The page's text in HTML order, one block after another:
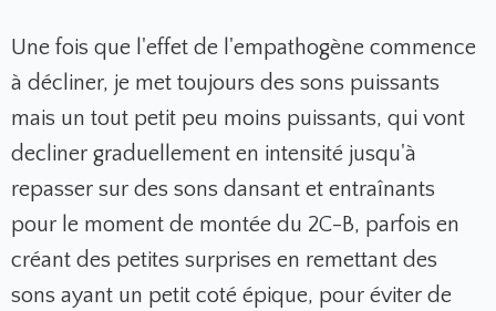
Une fois que l'effet de l'empathogène commence
à décliner, je met toujours des sons puissants
mais un tout petit peu moins puissants, qui vont
decliner graduellement en intensité jusqu'à
repasser sur des sons dansant et entraînants
pour le moment de montée du 2C-B, parfois en
créant des petites surprises en remettant des
sons ayant un petit coté épique, pour éviter de